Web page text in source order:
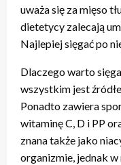
uważa się za mięso
dietetycy zalecają
Najlepiej sięgać po
Dlaczego warto
wszystkim jest
Ponadto zawiera
witaminę C, D i PP
znana także jako
organizmie, jednak